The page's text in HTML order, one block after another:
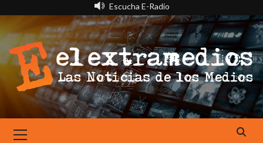
contenido
Escucha E-Radio
Menu